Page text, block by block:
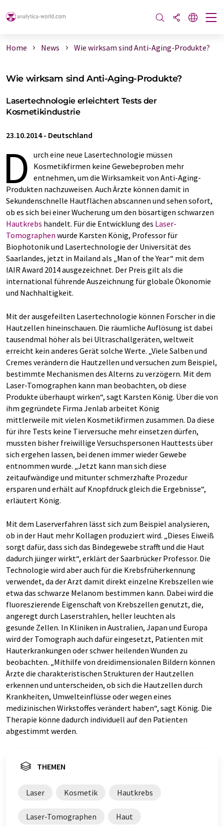
Home News Wie wirksam sind Anti-Aging-Produkte?
Wie wirksam sind Anti-Aging-Produkte?
Lasertechnologie erleichtert Tests der
Kosmetikindustrie
23.10.2014- Deutschland
D urch eine neue Lasertechnologie müssen
Kosmetikfirmen keine Gewebeproben mehr
entnehmen, um die Wirksamkeit von Anti-Aging-
Produkten nachzuweisen. Auch Ärzte können damit in
Sekundenschnelle Hautflächen abscannen und sehen sofort,
ob es sich bei einer Wucherung um den bösartigen schwarzen
Hautkrebs handelt. Für die Entwicklung des Laser-
Tomographen wurde Karsten König, Professor für
Biophotonik und Lasertechnologie der Universität des
Saarlandes, jetzt in Mailand als „Man of the Year“ mit dem
IAIR Award 2014 ausgezeichnet. Der Preis gilt als die
international führende Auszeichnung für globale Ökonomie
und Nachhaltigkeit.
Mit der ausgefeilten Lasertechnologie können Forscher in die
Hautzellen hineinschauen. Die räumliche Auflösung ist dabei
tausendmal höher als bei Ultraschallgeräten, weltweit
erreicht kein anderes Gerät solche Werte. „Viele Salben und
Cremes verändern die Hautzellen und versuchen zum Beispiel,
bestimmte Mechanismen des Alterns zu verzögern. Mit dem
Laser-Tomographen kann man beobachten, ob diese
Produkte überhaupt wirken“, sagt Karsten König. Über die von
ihm gegründete Firma Jenlab arbeitet König
mittlerweile mit vielen Kosmetikfirmen zusammen. Da diese
für ihre Tests keine Tierversuche mehr einsetzen dürfen,
mussten bisher freiwillige Versuchspersonen Hauttests über
sich ergehen lassen, bei denen immer wieder Gewebe
entnommen wurde. „Jetzt kann man sich diese
zeitaufwändige und mitunter schmerzhafte Prozedur
ersparen und erhält auf Knopfdruck gleich die Ergebnisse“,
erläutert König.
Mit dem Laserverfahren lässt sich zum Beispiel analysieren,
ob in der Haut mehr Kollagen produziert wird. „Dieses Eiweiß
sorgt dafür, dass sich das Bindegewebe strafft und die Haut
dadurch jünger wirkt“, erklärt der Saarbrücker Professor. Die
Technologie wird aber auch für die Krebsfrüherkennung
verwendet, da der Arzt damit direkt einzelne Krebszellen wie
etwa das schwarze Melanom bestimmen kann. Dabei wird die
fluoreszierende Eigenschaft von Krebszellen genutzt, die,
angeregt durch Laserstrahlen, heller leuchten als
gesunde Zellen. In Kliniken in Australien, Japan und Europa
wird der Tomograph auch dafür eingesetzt, Patienten mit
Hauterkrankungen oder schwer heilenden Wunden zu
beobachten. „Mithilfe von dreidimensionalen Bildern können
Ärzte die charakteristischen Strukturen der Hautzellen
erkennen und unterscheiden, ob sich die Hautzellen durch
Krankheiten, Umwelteinflüsse oder wegen eines
medizinischen Wirkstoffes verändert haben“, sagt König. Die
Therapie könne dadurch individuell auf den Patienten
abgestimmt werden.
THEMEN
Laser Kosmetik Hautkrebs
Laser-Tomographen Haut